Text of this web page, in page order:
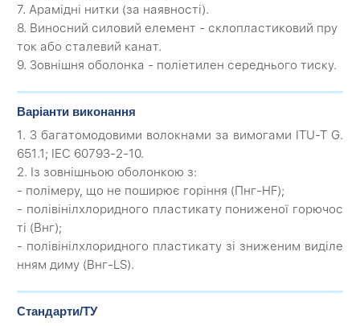
7. Арамідні нитки (за наявності).
8. Виносний силовий елемент - склопластиковий пру
ток або сталевий канат.
9. Зовнішня оболонка - поліетилен середнього тиску.
Варіанти виконання
1. З багатомодовими волокнами за вимогами ITU-T G.
651.1; IEC 60793-2-10.
2. Із зовнішньою оболонкою з:
- полімеру, що не поширює горіння (Пнг-HF);
- полівінілхлоридного пластикату пониженої горючос
ті (Внг);
- полівінілхлоридного пластикату зі зниженим виділе
нням диму (Внг-LS).
Стандарти/ТУ